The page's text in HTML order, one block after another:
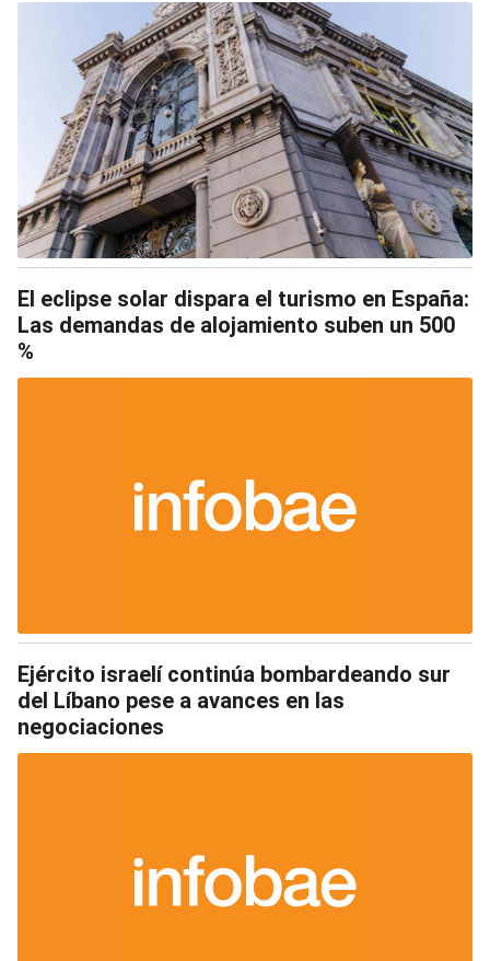
El eclipse solar dispara el turismo en España:
Las demandas de alojamiento suben un 500
%
Ejército israelí continúa bombardeando sur
del Líbano pese a avances en las
negociaciones